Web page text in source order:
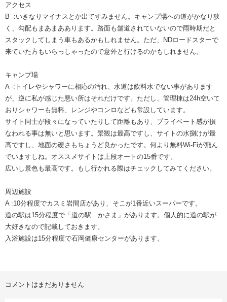
アクセス
B -:いきなりマイナスとか出てすみません。キャンプ場への道がかなり狭
く、勾配もまあまああります。路面も舗道されていないので雨時期だと
スタックしてしまう車もあるかもしれません。ただ、NDロードスターで
来ていた方もいらっしゃったので意外と行けるのかもしれません。
キャンプ場
A -:トイレやシャワーに相応の汚れ、水道は飲料水でない事があります
が、逆に私が感じた悪い所はそれだけです。ただし、管理棟は24h空いて
おりシャワーも無料、レンジやコンロなども常設しています。
サイト同士が段々になっていたりして距離もあり、プライベート感が損
なわれる事は無いと思います。景観は最高ですし、サイトの水捌けが最
高ですし、地面の硬さもちょうど良かったです。何より無料Wi-Fiが飛ん
でいますしね。オススメサイトは上段オートの15番です。
広いし景色も最高です。もし行かれる際はチェックしてみてください。
周辺施設
A :10分程度でカスミ岩間店があり、そこが1番近いスーパーです。
道の駅は15分程度で「道の駅 かさま」があります。個人的に道の駅が
大好きなので記載しておきます。
入浴施設は15分程度で石岡健康センターがあります。
コメントはまだありません